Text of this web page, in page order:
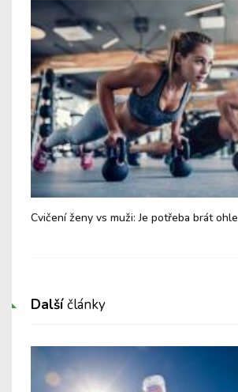
Cvičení ženy vs muži: Je potřeba brát
Dalšíčlánky